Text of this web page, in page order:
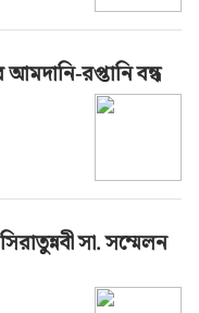
আমদানি-রপ্তানি বন্ধ
সা. সম্মেলন